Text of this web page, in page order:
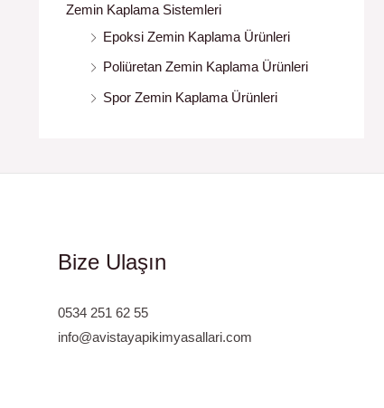
Zemin Kaplama Sistemleri
Epoksi Zemin Kaplama Ürünleri
Poliüretan Zemin Kaplama Ürünleri
Spor Zemin Kaplama Ürünleri
Bize Ulaşın
0534 251 62 55
info@avistayapikimyasallari.com